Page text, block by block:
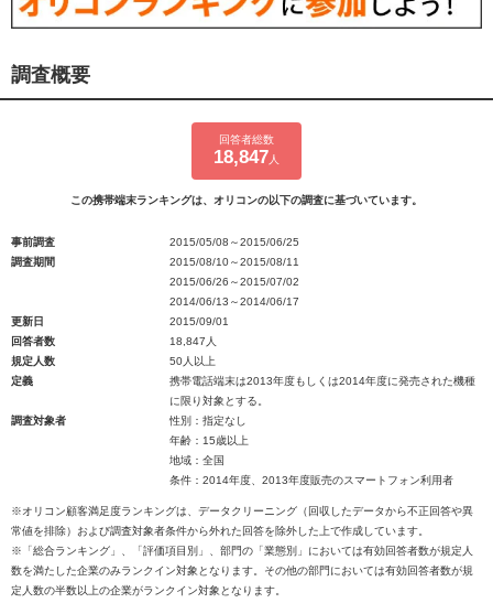
調査概要
回答者総数
18,847 人
この携帯端末ランキングは、オリコンの以下の調査に基づいています。
事前調査
2015/05/08～2015/06/25
調査期間
2015/08/10～2015/08/11
2015/06/26～2015/07/02
2014/06/13～2014/06/17
更新日
2015/09/01
回答者数
18,847人
規定人数
50人以上
定義
携帯電話端末は2013年度もしくは2014年度に発売された機種
に限り対象とする。
調査対象者
性別：指定なし
年齢：15歳以上
地域：全国
条件：2014年度、2013年度販売のスマートフォン利用者
※オリコン顧客満足度ランキングは、データクリーニング（回収したデータから不正回答や異
常値を排除）および調査対象者条件から外れた回答を除外した上で作成しています。
※「総合ランキング」、「評価項目別」、部門の「業態別」においては有効回答者数が規定人
数を満たした企業のみランクイン対象となります。その他の部門においては有効回答者数が規
定人数の半数以上の企業がランクイン対象となります。